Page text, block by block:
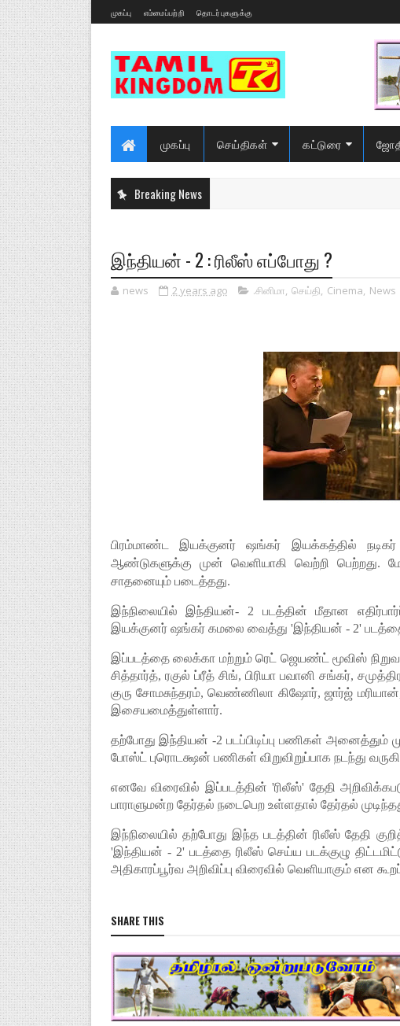
முகப்பு எம்மைப்பற்றி தொடர்புகளுக்கு
முகப்பு செய்திகள் கட்டுரை
Breaking News
இந்தியன் - 2 : ரிலீஸ் எப்போது ?
news 2 years ago .சினிமா, செய்தி, Cinema, News
பிரம்மாண்ட இயக்குனர் ஷங்கர் இயக்கத்தில்
ஆண்டுகளுக்கு முன் வெளியாகி வெற்றி பெற்றது.
சாதனையும் படைத்தது.
இந்நிலையில் இந்தியன்- 2 படத்தின் மீதான
இயக்குனர் ஷங்கர் கமலை வைத்து 'இந்தியன் - 2'
இப்படத்தை லைக்கா மற்றும் ரெட் ஜெயண்ட் மூவிஸ்
சித்தார்த், ரகுல் ப்ரீத் சிங், பிரியா பவானி சங்கர்,
குரு சோமசுந்தரம், வெண்ணிலா கிஷோர், ஜார்ஜ்
இசையமைத்துள்ளார்.
தற்போது இந்தியன் -2 படப்பிடிப்பு பணிகள் அனைத்தும்
போஸ்ட் புரொடக்ஷன் பணிகள் விறுவிறுப்பாக நடந்து
எனவே விரைவில் இப்படத்தின் 'ரிலீஸ்' தேதி
பாராளுமன்ற தேர்தல் நடைபெற உள்ளதால் தேர்தல்
இந்நிலையில் தற்போது இந்த படத்தின் ரிலீஸ் தேதி
'இந்தியன் - 2' படத்தை ரிலீஸ் செய்ய படக்குழு
அதிகாரப்பூர்வ அறிவிப்பு விரைவில் வெளியாகும் என
SHARE THIS